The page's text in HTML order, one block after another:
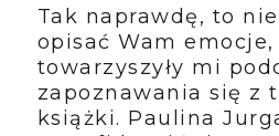
Tak naprawdę, to
opisać Wam
towarzyszyły mi
zapoznawania się z
książki. Paulina